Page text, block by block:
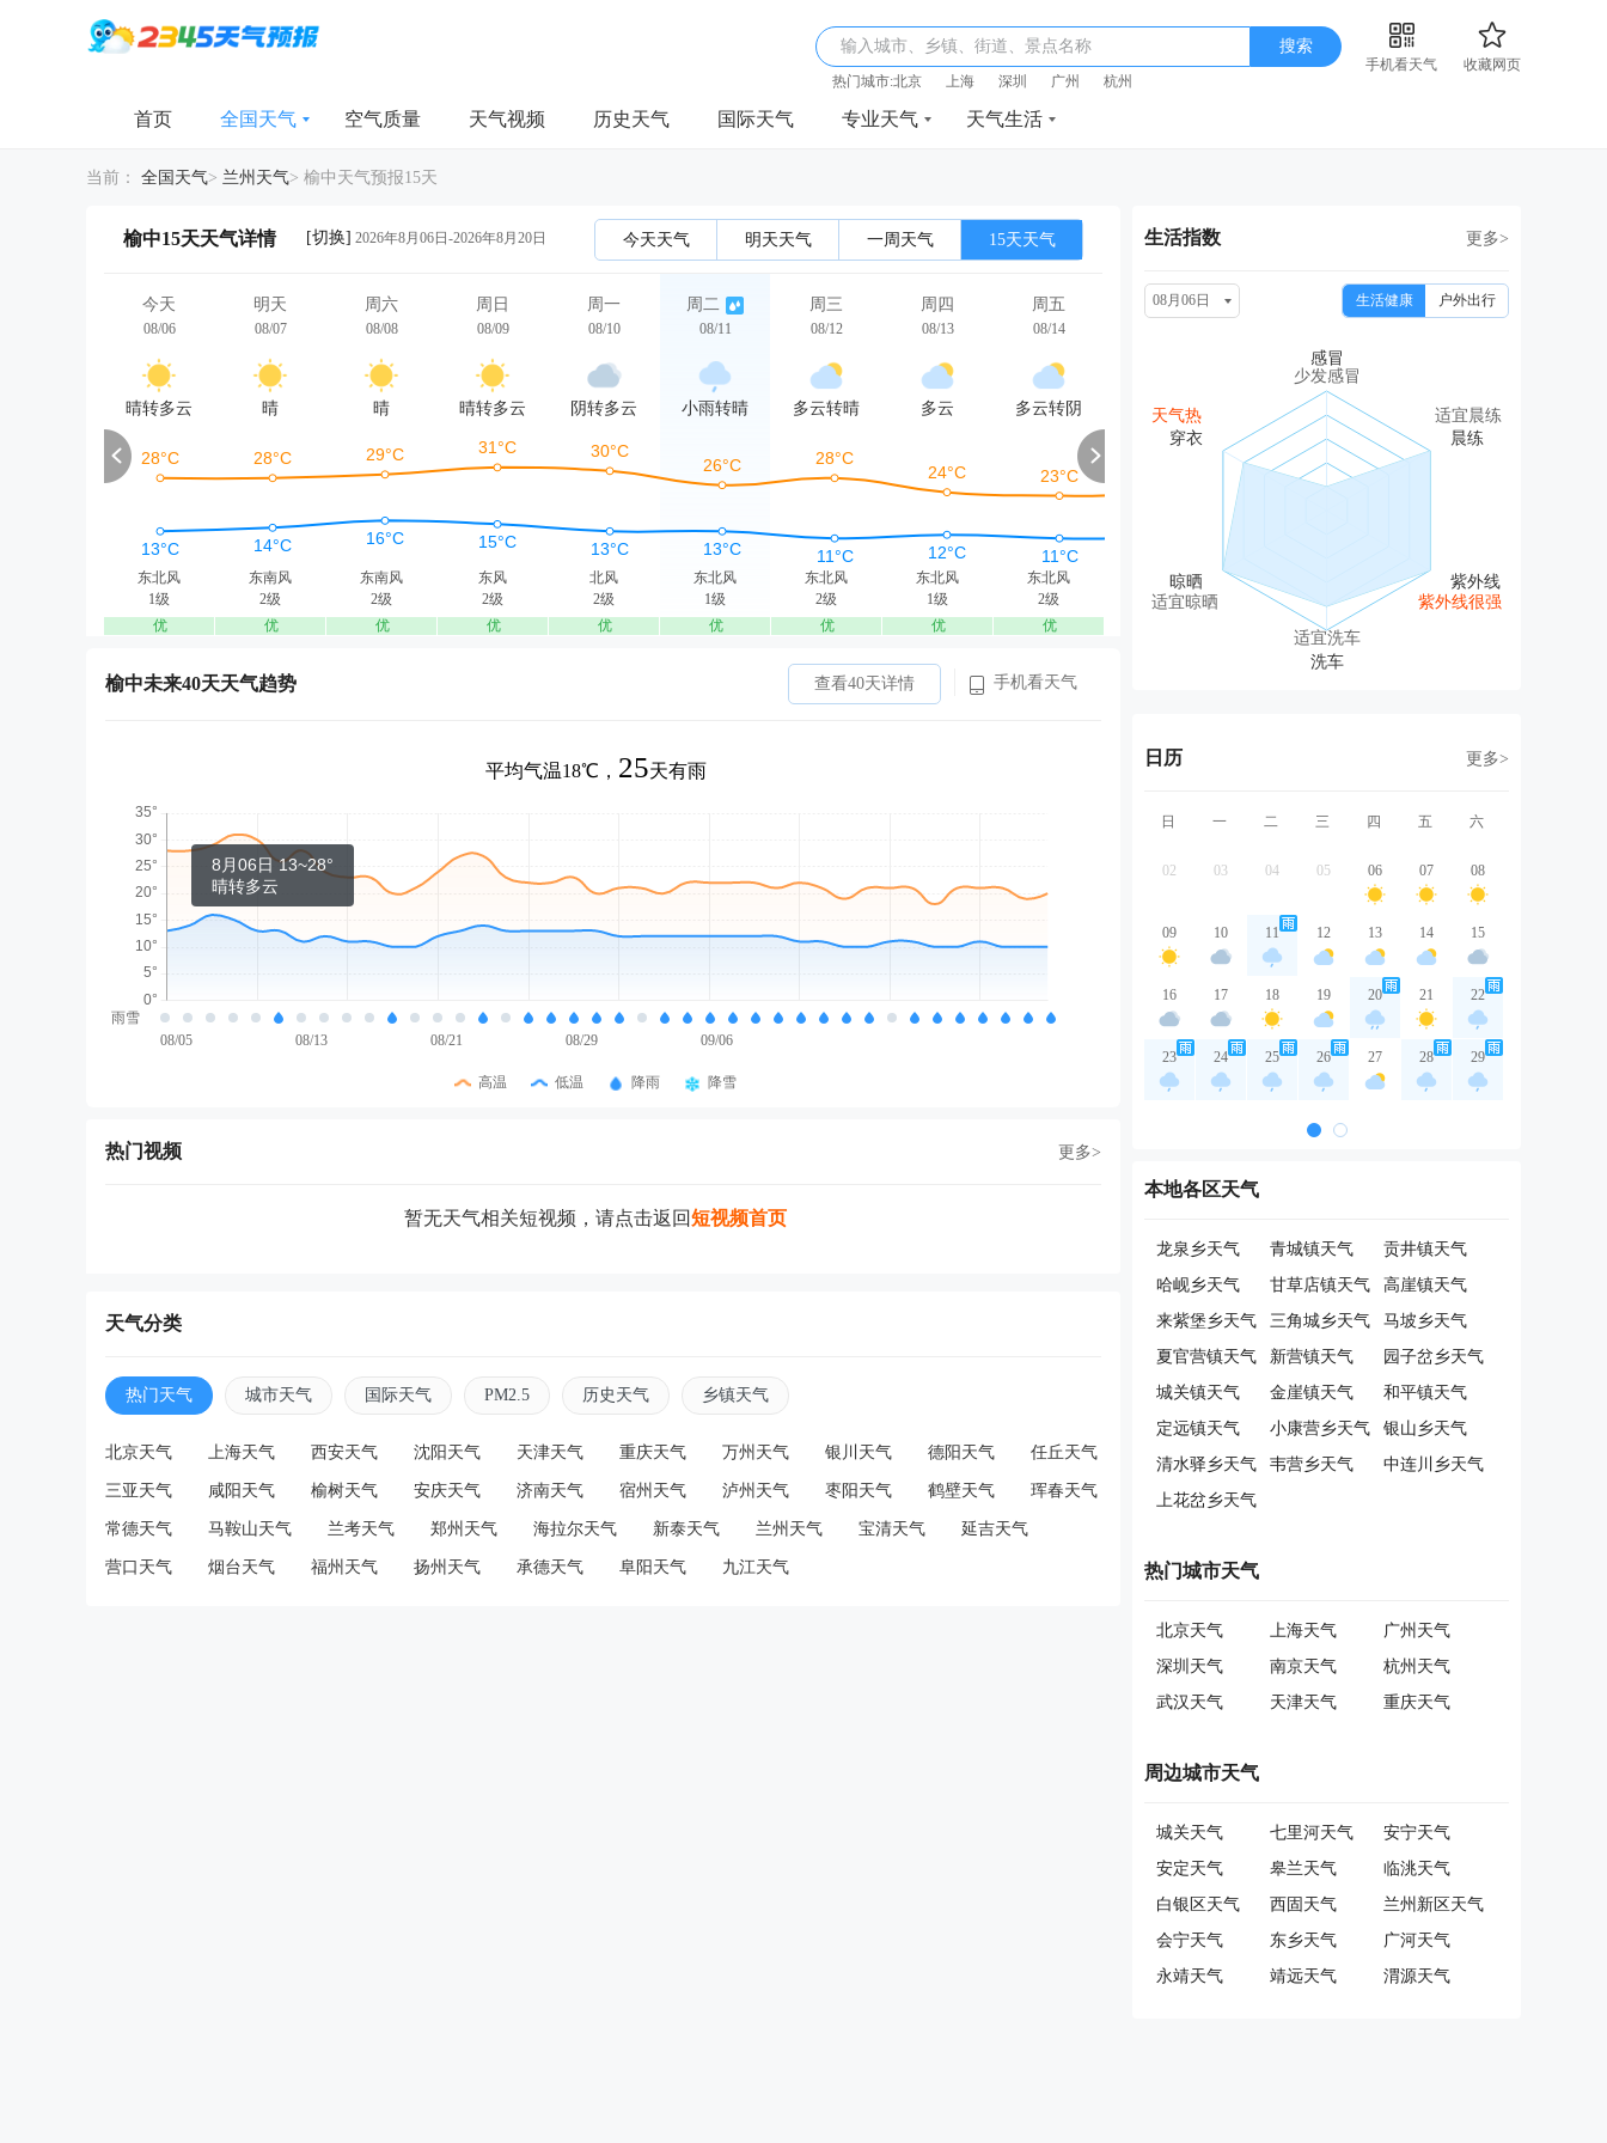
输入城市、乡镇、街道、景点名称 搜索
手机看天气
收藏网页
热门城市:北京 上海 深圳 广州 杭州
首页 全国天气 空气质量 天气视频 历史天气 国际天气 专业天气 天气生活
当前： 全国天气> 兰州天气> 榆中天气预报15天
榆中15天天气详情 [切换] 2026年8月06日-2026年8月20日 今天天气 明天天气 一周天气 15天天气
今天
08/06
晴转多云
东北风
1级
优
明天
08/07
晴
东南风
2级
优
周六
08/08
晴
东南风
2级
优
周日
08/09
晴转多云
东风
2级
优
周一
08/10
阴转多云
北风
2级
优
周二
08/11
小雨转晴
东北风
1级
优
周三
08/12
多云转晴
东北风
2级
优
周四
08/13
多云
东北风
1级
优
周五
08/14
多云转阴
东北风
2级
优
周六
阴
东北风
2级
阴转中雨
东北风
2级
周一
阴转晴
东北风
2级
周二
晴转多云
东北风
2级
榆中未来40天天气趋势 查看40天详情 手机看天气
平均气温18℃， 25天有雨
8月06日 13~28°
晴转多云
雨雪
08/05
08/13 08/21 08/29 09/06
高温 低温 降雨 降雪
热门视频 更多>
暂无天气相关短视频，请点击返回短视频首页
天气分类
热门天气 城市天气 国际天气 PM2.5 历史天气 乡镇天气
北京天气 上海天气 西安天气 沈阳天气 天津天气 重庆天气 万州天气 银川天气 德阳天气 任丘天气
三亚天气 咸阳天气 榆树天气 安庆天气 济南天气 宿州天气 泸州天气 枣阳天气 鹤壁天气 珲春天气
常德天气 马鞍山天气 兰考天气 郑州天气 海拉尔天气 新泰天气 兰州天气 宝清天气 延吉天气
营口天气 烟台天气 福州天气 扬州天气 承德天气 阜阳天气 九江天气
生活指数 更多>
08月06日 生活健康 户外出行
少发感冒
天气热
适宜晾晒
适宜洗车
紫外线很强
适宜晨练
日历 更多>
日 一 二 三 四 五 六
02 03 04 05 06 07 08
09 10 11 12 13 14 15
16 17 18 19 20 21 22
23 24 25 26 27 28 29
本地各区天气
龙泉乡天气 青城镇天气
贡井镇天气
哈岘乡天气
甘草店镇天气
高崖镇天气
来紫堡乡天气
三角城乡天气
马坡乡天气
夏官营镇天气
新营镇天气
园子岔乡天气
城关镇天气
金崖镇天气
和平镇天气
定远镇天气
小康营乡天气
银山乡天气
清水驿乡天气
韦营乡天气
中连川乡天气
上花岔乡天气
热门城市天气
北京天气 上海天气
广州天气
深圳天气
南京天气
杭州天气
武汉天气
天津天气 重庆天气
周边城市天气
城关天气 七里河天气
安宁天气
安定天气
皋兰天气
临洮天气
白银区天气
西固天气
兰州新区天气
会宁天气
东乡天气
广河天气
永靖天气
靖远天气 渭源天气